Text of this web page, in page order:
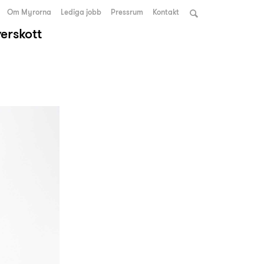
Om Myrorna Lediga jobb Pressrum Kontakt